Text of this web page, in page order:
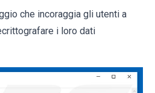
che incoraggia gli utenti a
i loro dati